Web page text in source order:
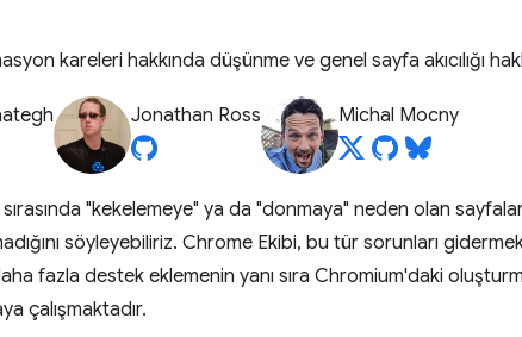
kareleri hakkında düşünme ve genel sayfa akıcılığı
Jonathan Ross Michal Mocny
"kekelemeye" ya da "donmaya" neden olan
söyleyebiliriz. Chrome Ekibi, bu tür sorunları
fazla destek eklemenin yanı sıra Chromium'daki
çalışmaktadır.